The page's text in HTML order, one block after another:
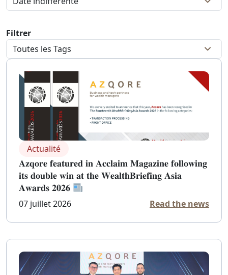
Filtrer
Actualité
𝐀𝐳𝐪𝐨𝐫𝐞 𝐟𝐞𝐚𝐭𝐮𝐫𝐞𝐝 𝐢𝐧 𝐀𝐜𝐜𝐥𝐚𝐢𝐦 𝐌𝐚𝐠𝐚𝐳𝐢𝐧𝐞 𝐟𝐨𝐥𝐥𝐨𝐰𝐢𝐧𝐠
𝐢𝐭𝐬 𝐝𝐨𝐮𝐛𝐥𝐞 𝐰𝐢𝐧 𝐚𝐭 𝐭𝐡𝐞 𝐖𝐞𝐚𝐥𝐭𝐡𝐁𝐫𝐢𝐞𝐟𝐢𝐧𝐠 𝐀𝐬𝐢𝐚
𝐀𝐰𝐚𝐫𝐝𝐬 𝟐𝟎𝟐𝟔
07 juillet 2026 Read the news